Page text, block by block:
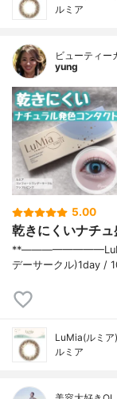
ルミア
ビューティ
yung
5.00
乾きにくいナチ
**————————⁡LuMia
デーサークル)⁡1day /
LuMia(ルミア)
ルミア